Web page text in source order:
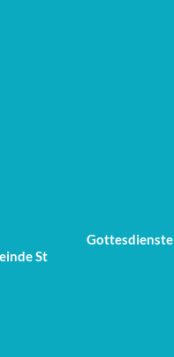
St
Gottesdienste